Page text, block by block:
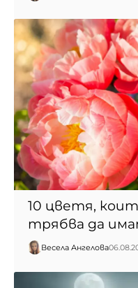
10 цветя,
трябва да
Весела Ангелова